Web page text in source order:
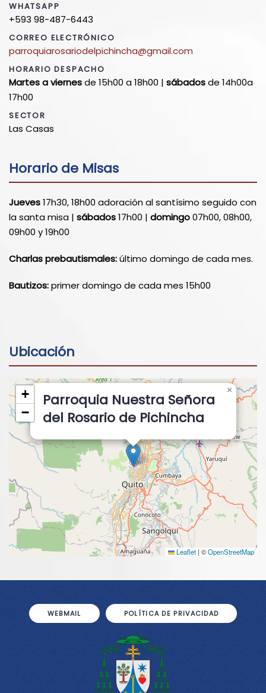
WHATSAPP
+593 98-487-6443
CORREO ELECTRÓNICO
parroquiarosariodelpichincha@gmail.com
HORARIO DESPACHO
Martes a viernesde 15h00 a 18h00 | sábadosde 14h00a
17h00
SECTOR
Las Casas
Horario de Misas
Jueves17h30, 18h00 adoración al santísimo seguido con
la santa misa | sábados17h00 | domingo07h00, 08h00,
09h00 y 19h00
Charlas prebautismales:último domingo de cada mes.
Bautizos:primer domingo de cada mes 15h00
Ubicación
Parroquia Nuestra Señora
del Rosario de Pichincha
×
+
−
Leaflet | ©OpenStreetMap
WEBMAIL POLÍTICA DE PRIVACIDAD